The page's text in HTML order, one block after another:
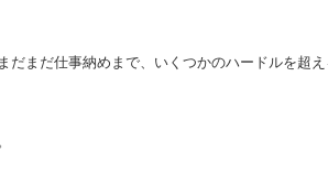
だまだ仕事納めまで、いくつかのハードルを超